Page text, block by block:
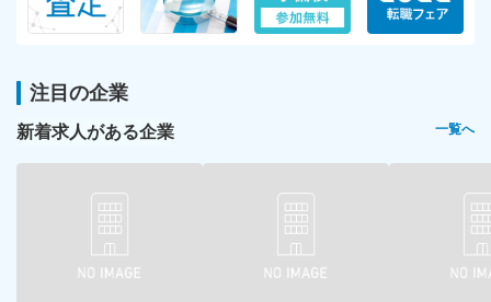
注目の企業
新着求人がある企業 一覧へ